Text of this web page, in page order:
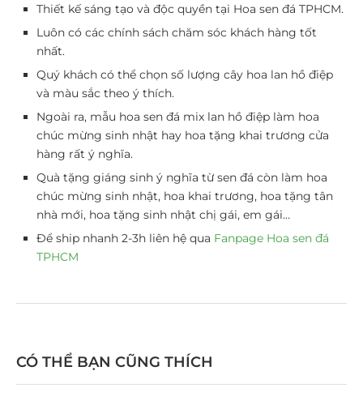
Thiết kế sáng tạo và độc quyền tại Hoa sen đá TPHCM.
Luôn có các chính sách chăm sóc khách hàng tốt
nhất.
Quý khách có thể chọn số lượng cây hoa lan hồ điệp
và màu sắc theo ý thích.
Ngoài ra, mẫu hoa sen đá mix lan hồ điệp làm hoa
chúc mừng sinh nhật hay hoa tặng khai trương cửa
hàng rất ý nghĩa.
Quà tặng giáng sinh ý nghĩa từ sen đá còn làm hoa
chúc mừng sinh nhật, hoa khai trương, hoa tặng tân
nhà mới, hoa tặng sinh nhật chị gái, em gái…
Để ship nhanh 2-3h liên hệ qua Fanpage Hoa sen đá
TPHCM
CÓ THỂ BẠN CŨNG THÍCH